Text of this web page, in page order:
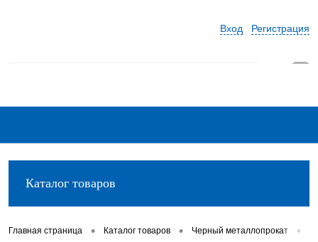
Вход Регистрация
Каталог товаров
Главная страница • Каталог товаров • Черный металлопрокат •